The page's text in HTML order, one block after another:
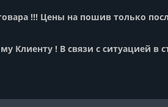
!!! Цены на пошив только
! В связи с ситуацией в